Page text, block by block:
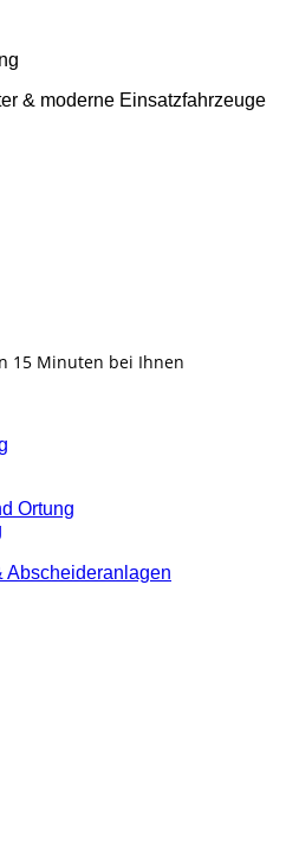
& moderne Einsatzfahrzeuge
15 Minuten bei Ihnen
Ortung
Abscheideranlagen